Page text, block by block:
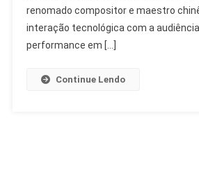
Evocativa
Conquista
Theatro
renomado compositor e maestro
interação tecnológica com a
performance em […]
Continue Lendo